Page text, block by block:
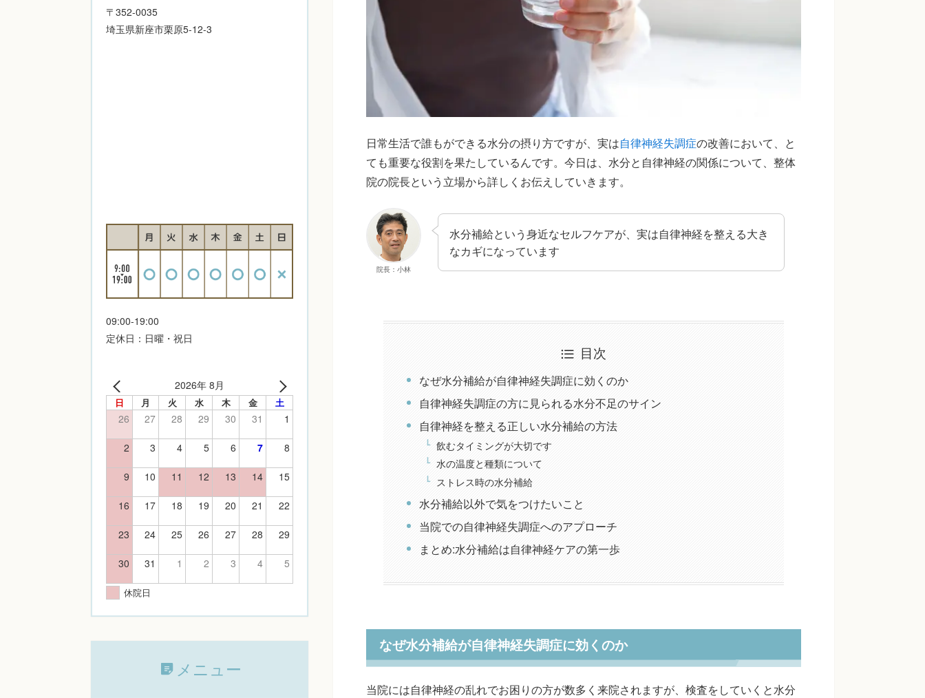
日常生活で誰もができる水分の摂り方ですが、実は自律神経失調症の改善において、と
ても重要な役割を果たしているんです。今日は、水分と自律神経の関係について、整体
院の院長という立場から詳しくお伝えしていきます。
院長：小林
水分補給という身近なセルフケアが、実は自律神経を整える大き
なカギになっています
目次
なぜ水分補給が自律神経失調症に効くのか
自律神経失調症の方に見られる水分不足のサイン
自律神経を整える正しい水分補給の方法
飲むタイミングが大切です
水の温度と種類について
ストレス時の水分補給
水分補給以外で気をつけたいこと
当院での自律神経失調症へのアプローチ
まとめ:水分補給は自律神経ケアの第一歩
なぜ水分補給が自律神経失調症に効くのか
当院には自律神経の乱れでお困りの方が数多く来院されますが、検査をしていくと水分
〒352-0035
埼玉県新座市栗原5-12-3
09:00-19:00
定休日：日曜・祝日
2026年 8月
日 月 火 水 木 金 土
26 27 28 29 30 31 1
2 3 4 5 6 7 8
9 10 11 12 13 14 15
16 17 18 19 20 21 22
23 24 25 26 27 28 29
30 31 1 2 3 4 5
休院日
メニュー